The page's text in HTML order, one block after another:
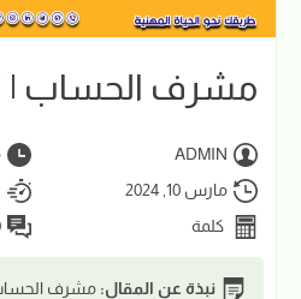
مشرف الحساب |
ADMIN
مارس 10, 2024
كلمة
نبذة عن المقال: